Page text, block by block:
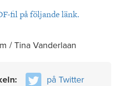
fil på följande länk.
/ Tina Vanderlaan
på Twitter